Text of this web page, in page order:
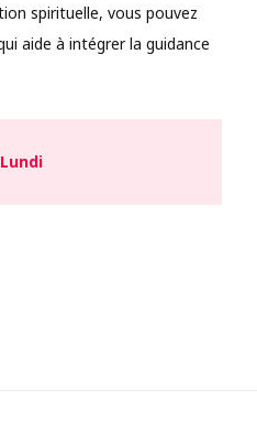
spirituelle, vous pouvez
aide à intégrer la guidance